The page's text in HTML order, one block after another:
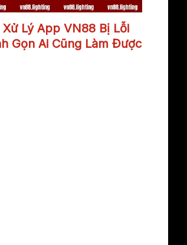
Xử Lý App VN88 Bị Lỗi
Gọn Ai Cũng Làm Được